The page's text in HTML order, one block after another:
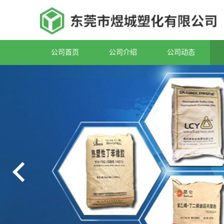
公司首页 公司介绍 公司动态